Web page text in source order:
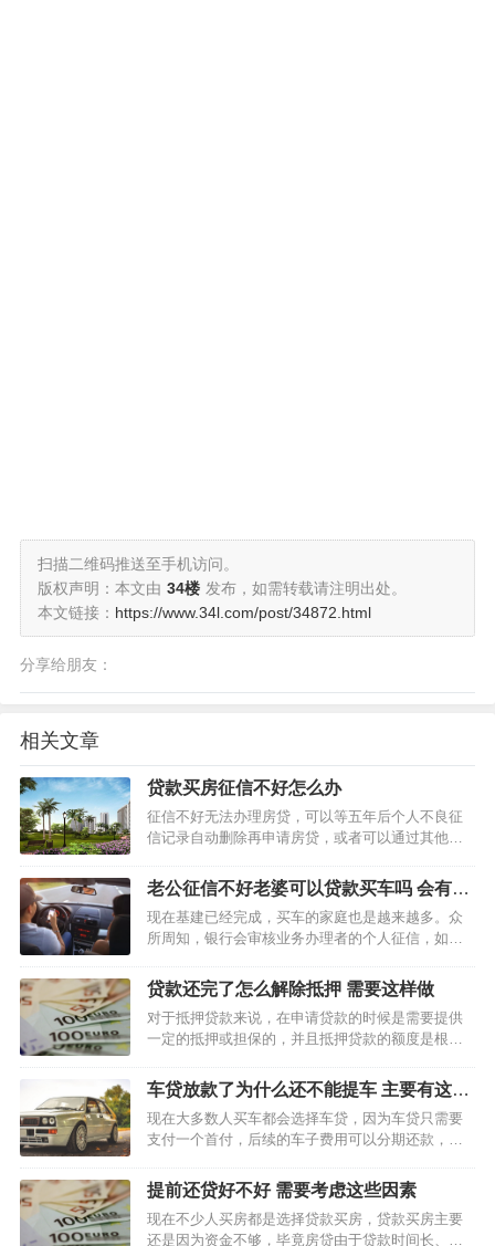
扫描二维码推送至手机访问。
版权声明：本文由 34楼 发布，如需转载请注明出处。
本文链接： https://www.34l.com/post/34872.html
分享给朋友：
相关文章
贷款买房征信不好怎么办
征信不好无法办理房贷，可以等五年后个人不良征
信记录自动删除再申请房贷，或者可以通过其他方
以通过亲朋好友借钱的方式来购房。 提前还款真的
划算吗 要判断提前还款划不划算，需要根据贷款人
的具体情况来看…
老公征信不好老婆可以贷款买车吗 会有什
么影响
现在基建已经完成，买车的家庭也是越来越多。众
所周知，银行会审核业务办理者的个人征信，如果
单来说，如果已婚人士办理贷款，银行在审核贷款
时会对申请者和配偶的征信记录进行审核。 老公征
信不好老婆…
贷款还完了怎么解除抵押 需要这样做
对于抵押贷款来说，在申请贷款的时候是需要提供
一定的抵押或担保的，并且抵押贷款的额度是根据
款的额度最高不会超过抵押物评估价值的90%，在
众多的抵押贷款中，房屋抵押贷款的贷款率是最高
的。比如房屋抵押贷…
车贷放款了为什么还不能提车 主要有这些
原因
现在大多数人买车都会选择车贷，因为车贷只需要
支付一个首付，后续的车子费用可以分期还款，每
用户就可以提车使用了，不过只有在贷款还清之后
车子才是完全属于用户自己。 车贷放款了为什么还
不能提车？…
提前还贷好不好 需要考虑这些因素
现在不少人买房都是选择贷款买房，贷款买房主要
还是因为资金不够，毕竟房贷由于贷款时间长、贷